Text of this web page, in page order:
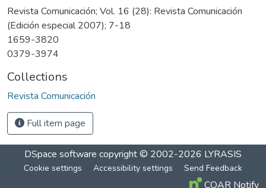
Revista Comunicación; Vol. 16 (28): Revista Comunicación
(Edición especial 2007); 7-18
1659-3820
0379-3974
Collections
Revista Comunicación
Full item page
DSpace software copyright © 2002-2026 LYRASIS
Cookie settings Accessibility settings Send Feedback
COAR Notify